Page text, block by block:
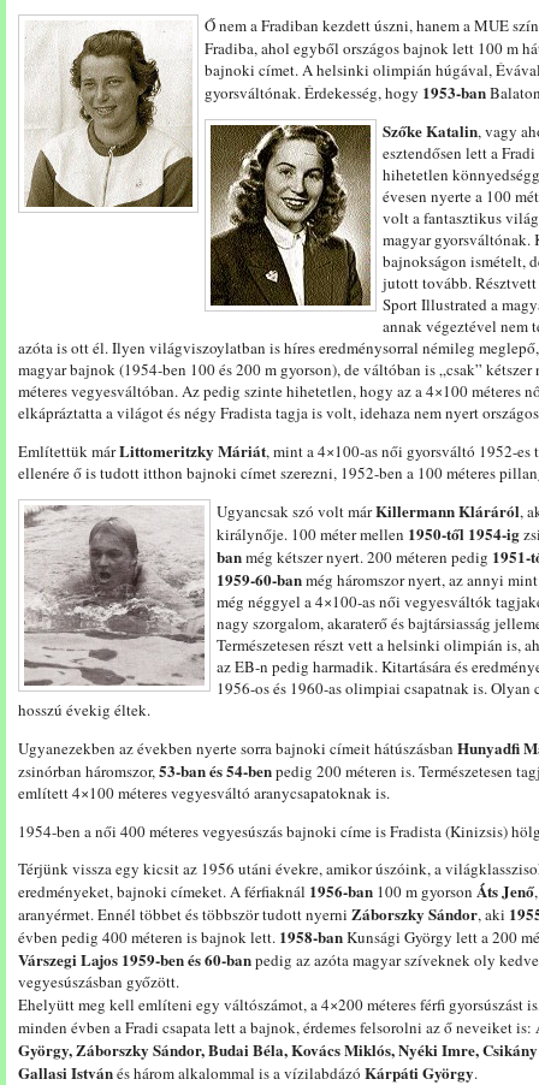
Ő nem a Fradiban kezdett úszni, hanem a MUE
Fradiba, ahol egyből országos bajnok lett 100 m
bajnoki címet. A helsinki olimpián húgával,
gyorsváltónak. Érdekesség, hogy 1953-ban
Szőke Katalin, vagy
esztendősen lett a
hihetetlen
évesen nyerte a 100
volt a fantasztikus
magyar gyorsváltónak.
bajnokságon ismételt,
jutott tovább.
Sport Illustrated a
annak végeztével nem
azóta is ott él. Ilyen világviszoylatban is híres eredménysorral némileg
magyar bajnok (1954-ben 100 és 200 m gyorson), de váltóban is „csak”
méteres vegyesváltóban. Az pedig szinte hihetetlen, hogy az a 4×100 méteres
elkápráztatta a világot és négy Fradista tagja is volt, idehaza nem nyert
Említettük márLittomeritzky Máriát, mint a 4×100-as női gyorsváltó 1952-
ellenére ő is tudott itthon bajnoki címet szerezni, 1952-ben a 100 méteres
Ugyancsak szó volt márKillermann Kláráról,
királynője. 100 méter mellen 1950-től 1954-ig
banmég kétszer nyert. 200 méteren pedig 1951-
1959-60-banmég háromszor nyert, az annyi
még néggyel a 4×100-as női vegyesváltók
nagy szorgalom, akaraterő és bajtársiasság
Természetesen részt vett a helsinki olimpián is,
az EB-n pedig harmadik. Kitartására és
1956-os és 1960-as olimpiai csapatnak is. Olyan
hosszú évekig éltek.
Ugyanezekben az években nyerte sorra bajnoki címeit hátúszásban Hunyadfi
zsinórban háromszor,53-ban és 54-benpedig 200 méteren is. Természetesen
említett 4×100 méteres vegyesváltó aranycsapatoknak is.
1954-ben a női 400 méteres vegyesúszás bajnoki címe is Fradista (Kinizsis)
Térjünk vissza egy kicsit az 1956 utáni évekre, amikor úszóink, a
eredményeket, bajnoki címeket. A férfiaknál 1956-ban 100 m gyorson Áts Jenő
aranyérmet. Ennél többet és többször tudott nyerni Záborszky Sándor, aki
évben pedig 400 méteren is bajnok lett. 1958-banKunsági György lett a 200
Várszegi Lajos 1959-ben és 60-banpedig az azóta magyar szíveknek oly
vegyesúszásban győzött.
Ehelyütt meg kell említeni egy váltószámot, a 4×200 méteres férfi gyorsúszást
minden évben a Fradi csapata lett a bajnok, érdemes felsorolni az ő neveiket is:
György, Záborszky Sándor, Budai Béla, Kovács Miklós, Nyéki Imre,
Gallasi Istvánés három alkalommal is a vízilabdázó Kárpáti György.